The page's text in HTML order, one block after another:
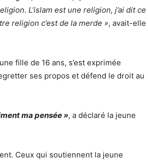
L’islam est une religion, j’ai dit ce
religion c’est de la merde », avait-elle
fille de 16 ans, s’est exprimée
ses propos et défend le droit au
ma pensée », a déclaré la jeune
Ceux qui soutiennent la jeune